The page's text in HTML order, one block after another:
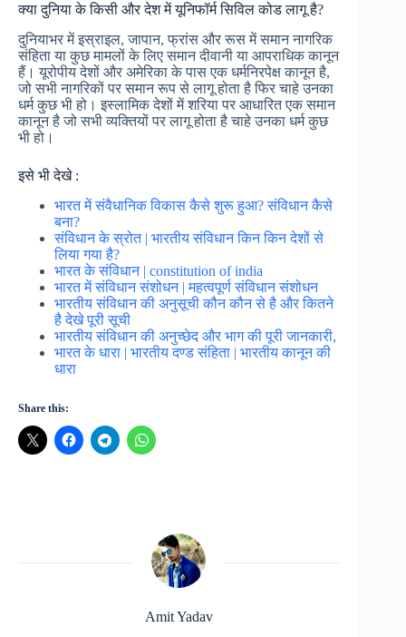
क्या दुनिया के किसी और देश में यूनिफॉर्म सिविल कोड लागू है?
दुनियाभर में इस्राइल, जापान, फ्रांस और रूस में समान नागरिक
संहिता या कुछ मामलों के लिए समान दीवानी या आपराधिक कानून
हैं। यूरोपीय देशों और अमेरिका के पास एक धर्मनिरपेक्ष कानून है,
जो सभी नागरिकों पर समान रूप से लागू होता है फिर चाहे उनका
धर्म कुछ भी हो। इस्लामिक देशों में शरिया पर आधारित एक समान
कानून है जो सभी व्यक्तियों पर लागू होता है चाहे उनका धर्म कुछ
भी हो।
इसे भी देखे :
भारत में संवैधानिक विकास कैसे शुरू हुआ? संविधान कैसे
बना?
संविधान के स्रोत | भारतीय संविधान किन किन देशों से
लिया गया है?
भारत के संविधान | constitution of india
भारत में संविधान संशोधन | महत्वपूर्ण संविधान संशोधन
भारतीय संविधान की अनुसूची कौन कौन से है और कितने
है देखे पूरी सूची
भारतीय संविधान की अनुच्छेद और भाग की पूरी जानकारी,
भारत के धारा | भारतीय दण्ड संहिता | भारतीय कानून की
धारा
Share this:
Amit Yadav